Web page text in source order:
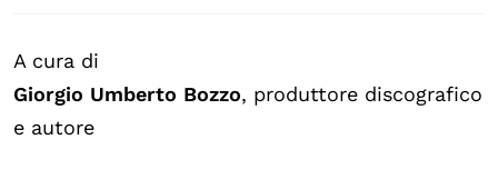
A cura di
Giorgio Umberto Bozzo, produttore discografico
e autore